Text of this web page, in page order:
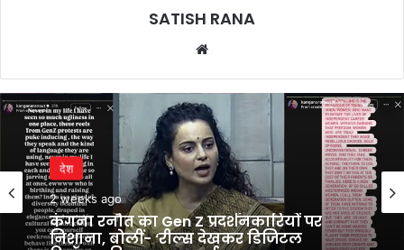
SATISH RANA
देश
2 weeks ago
कंगना रनौत का Gen Z प्रदर्शनकारियों पर
निशाना, बोलीं- ‘रील्स देखकर डिजिटल